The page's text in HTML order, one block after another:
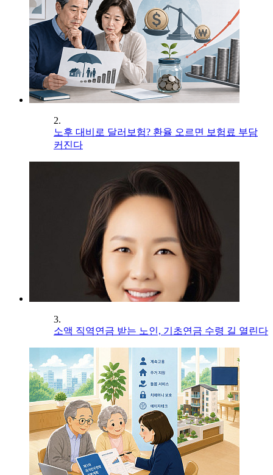
2.
노후 대비로 달러보험? 환율 오르면 보험료 부담
커진다
3.
소액 직역연금 받는 노인, 기초연금 수령 길 열린다